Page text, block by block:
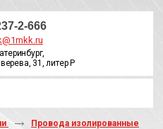
2-666
31, литер Р
Провода изолированные